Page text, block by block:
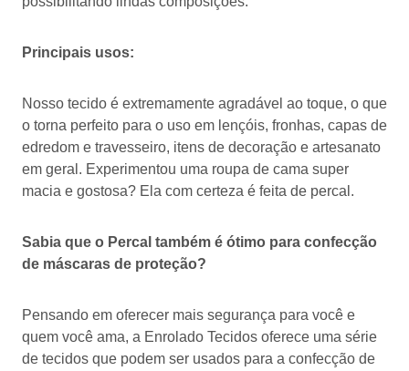
Principais usos:
Nosso tecido é extremamente agradável ao toque, o que
o torna perfeito para o uso em lençóis, fronhas, capas de
edredom e travesseiro, itens de decoração e artesanato
em geral. Experimentou uma roupa de cama super
macia e gostosa? Ela com certeza é feita de percal.
Sabia que o Percal também é ótimo para confecção
de máscaras de proteção?
Pensando em oferecer mais segurança para você e
quem você ama, a Enrolado Tecidos oferece uma série
de tecidos que podem ser usados para a confecção de